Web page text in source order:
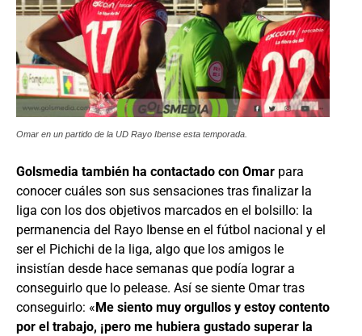
Omar en un partido de la UD Rayo Ibense esta temporada.
Golsmedia también ha contactado con Omar para
conocer cuáles son sus sensaciones tras finalizar la
liga con los dos objetivos marcados en el bolsillo: la
permanencia del Rayo Ibense en el fútbol nacional y el
ser el Pichichi de la liga, algo que los amigos le
insistían desde hace semanas que podía lograr a
conseguirlo que lo pelease. Así se siente Omar tras
conseguirlo: « Me siento muy orgullos y estoy contento
por el trabajo, ¡pero me hubiera gustado superar la